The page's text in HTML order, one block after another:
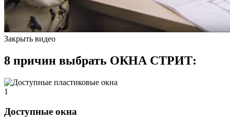
Закрыть видео
8 причин выбрать ОКНА СТРИТ:
1
Доступные окна